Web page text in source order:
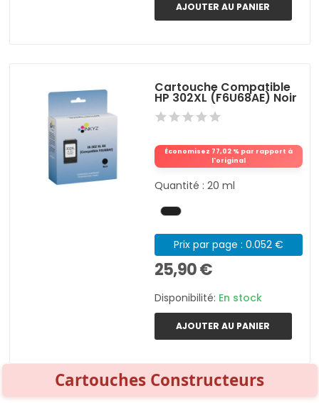
AJOUTER AU PANIER
Cartouche Compatible
HP 302XL (F6U68AE) Noir
Économisez 77,02 % par rapport à
l'original
Quantité : 20 ml
Prix par page : 0.052 €
25,90 €
Disponibilité: En stock
AJOUTER AU PANIER
Cartouches Constructeurs